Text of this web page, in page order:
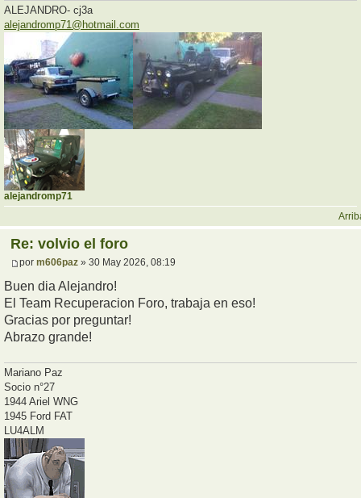
ALEJANDRO- cj3a
alejandromp71@hotmail.com
alejandromp71
Re: volvio el foro
por m606paz » 30 May 2026, 08:19
Buen dia Alejandro!
El Team Recuperacion Foro, trabaja en eso!
Gracias por preguntar!
Abrazo grande!
Mariano Paz
Socio n°27
1944 Ariel WNG
1945 Ford FAT
LU4ALM